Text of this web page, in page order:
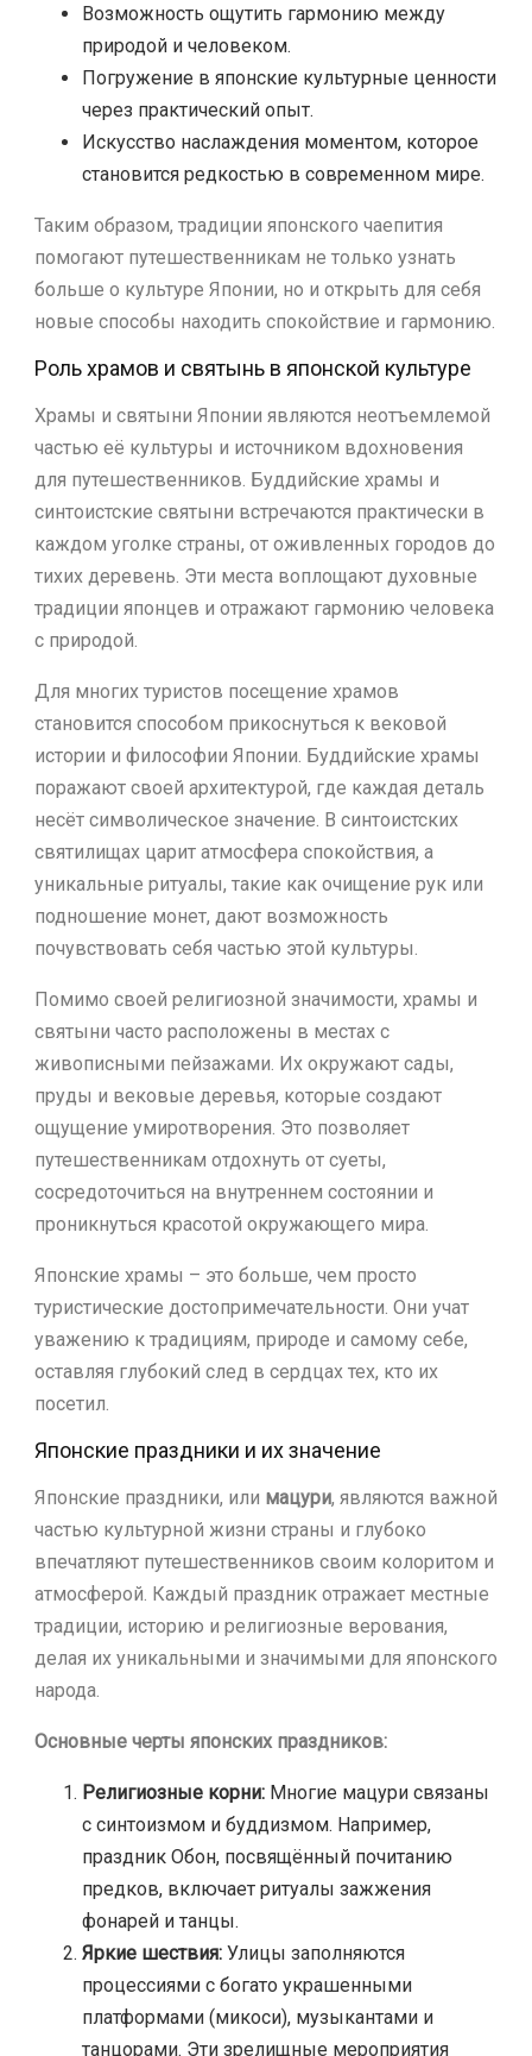
Возможность ощутить гармонию между
природой и человеком.
Погружение в японские культурные ценности
через практический опыт.
Искусство наслаждения моментом, которое
становится редкостью в современном мире.
Таким образом, традиции японского чаепития
помогают путешественникам не только узнать
больше о культуре Японии, но и открыть для себя
новые способы находить спокойствие и гармонию.
Роль храмов и святынь в японской культуре
Храмы и святыни Японии являются неотъемлемой
частью её культуры и источником вдохновения
для путешественников. Буддийские храмы и
синтоистские святыни встречаются практически в
каждом уголке страны, от оживленных городов до
тихих деревень. Эти места воплощают духовные
традиции японцев и отражают гармонию человека
с природой.
Для многих туристов посещение храмов
становится способом прикоснуться к вековой
истории и философии Японии. Буддийские храмы
поражают своей архитектурой, где каждая деталь
несёт символическое значение. В синтоистских
святилищах царит атмосфера спокойствия, а
уникальные ритуалы, такие как очищение рук или
подношение монет, дают возможность
почувствовать себя частью этой культуры.
Помимо своей религиозной значимости, храмы и
святыни часто расположены в местах с
живописными пейзажами. Их окружают сады,
пруды и вековые деревья, которые создают
ощущение умиротворения. Это позволяет
путешественникам отдохнуть от суеты,
сосредоточиться на внутреннем состоянии и
проникнуться красотой окружающего мира.
Японские храмы – это больше, чем просто
туристические достопримечательности. Они учат
уважению к традициям, природе и самому себе,
оставляя глубокий след в сердцах тех, кто их
посетил.
Японские праздники и их значение
Японские праздники, или мацури, являются важной
частью культурной жизни страны и глубоко
впечатляют путешественников своим колоритом и
атмосферой. Каждый праздник отражает местные
традиции, историю и религиозные верования,
делая их уникальными и значимыми для японского
народа.
Основные черты японских праздников:
Религиозные корни: Многие мацури связаны
с синтоизмом и буддизмом. Например,
праздник Обон, посвящённый почитанию
предков, включает ритуалы зажжения
фонарей и танцы.
Яркие шествия: Улицы заполняются
процессиями с богато украшенными
платформами (микоси), музыкантами и
танцорами. Эти зрелищные мероприятия